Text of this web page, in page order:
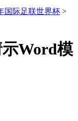
国际足联世界杯 >
Word模